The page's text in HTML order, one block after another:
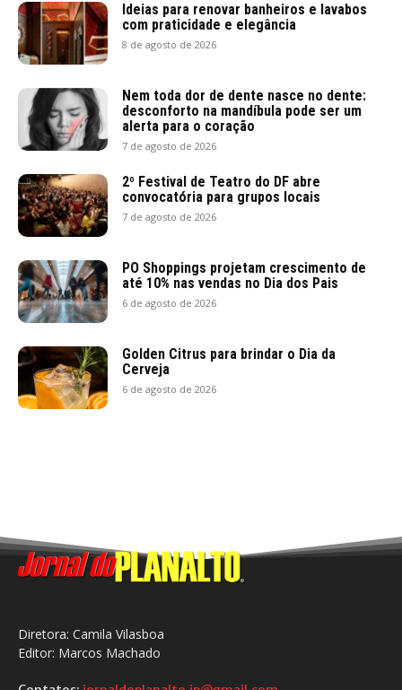
Ideias para renovar banheiros e lavabos
com praticidade e elegância
8 de agosto de 2026
Nem toda dor de dente nasce no dente:
desconforto na mandíbula pode ser um
alerta para o coração
7 de agosto de 2026
2º Festival de Teatro do DF abre
convocatória para grupos locais
7 de agosto de 2026
PO Shoppings projetam crescimento de
até 10% nas vendas no Dia dos Pais
6 de agosto de 2026
Golden Citrus para brindar o Dia da
Cerveja
6 de agosto de 2026
Diretora: Camila Vilasboa
Editor: Marcos Machado